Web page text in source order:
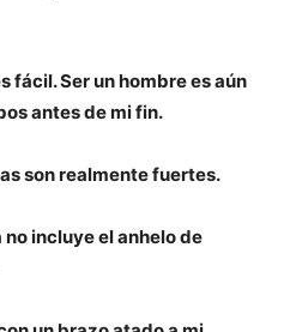
fácil. Ser un hombre es aún
antes de mi fin.
son realmente fuertes.
incluye el anhelo de